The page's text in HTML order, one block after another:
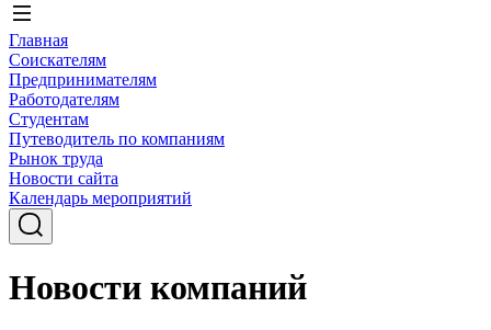
Главная
Соискателям
Предпринимателям
Работодателям
Студентам
Путеводитель по компаниям
Рынок труда
Новости сайта
Календарь мероприятий
Новости компаний